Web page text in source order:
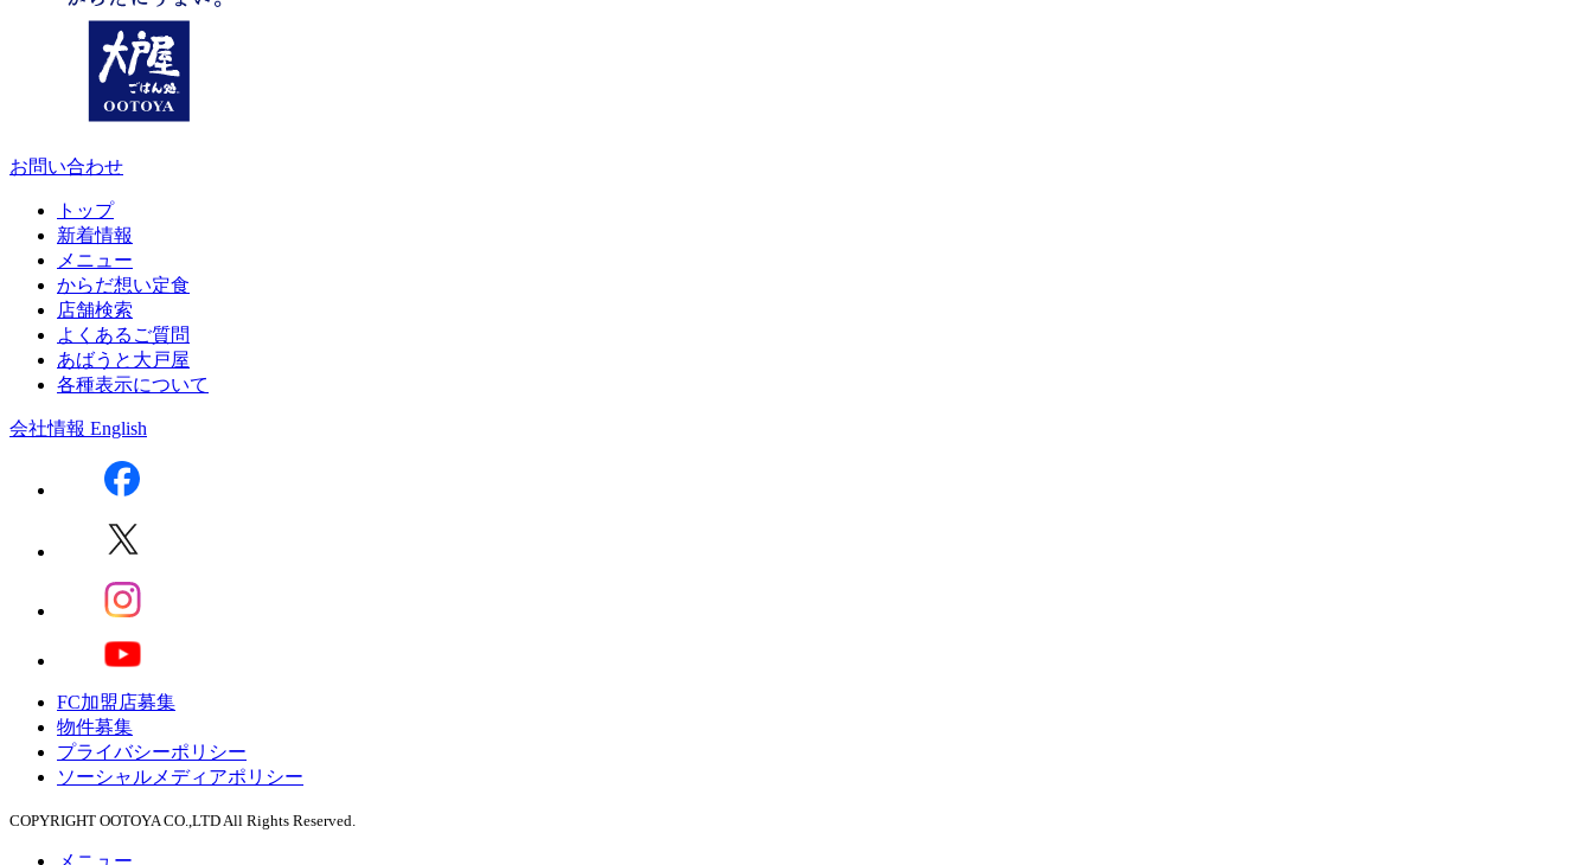
お問い合わせ
トップ
新着情報
メニュー
からだ想い定食
店舗検索
よくあるご質問
あばうと大戸屋
各種表示について
会社情報 English
FC加盟店募集
物件募集
プライバシーポリシー
ソーシャルメディアポリシー
COPYRIGHT OOTOYA CO.,LTD All Rights Reserved.
メニュー